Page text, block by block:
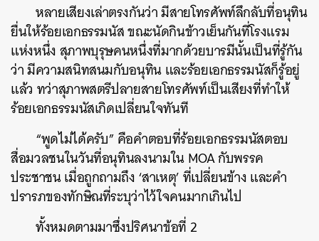
หลายเสียงเล่าตรงกันว่า มีสายโทรศัพท์ลึกลับที่อนุทิน
ยื่นให้ร้อยเอกธรรมนัส ขณะนัดกินข้าวเย็นกันที่โรงแรม
แห่งหนึ่ง สุภาพบุรุษคนหนึ่งที่มากด้วยบารมีนั้นเป็นที่รู้กัน
ว่า มีความสนิทสนมกับอนุทิน และร้อยเอกธรรมนัสก็รู้อยู่
แล้ว ทว่าสุภาพสตรีปลายสายโทรศัพท์เป็นเสียงที่ทำให้
ร้อยเอกธรรมนัสเกิดเปลี่ยนใจทันที
“พูดไม่ได้ครับ” คือคำตอบที่ร้อยเอกธรรมนัสตอบ
สื่อมวลชนในวันที่อนุทินลงนามใน MOA กับพรรค
ประชาชน เมื่อถูกถามถึง ‘สาเหตุ’ ที่เปลี่ยนข้าง และคำ
ปรารภของทักษิณที่ระบุว่าไว้ใจคนมากเกินไป
ทั้งหมดตามมาซึ่งปริศนาข้อที่ 2